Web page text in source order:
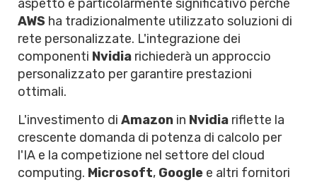
aspetto è particolarmente significativo perché
AWS ha tradizionalmente utilizzato soluzioni di
rete personalizzate. L'integrazione dei
componenti Nvidia richiederà un approccio
personalizzato per garantire prestazioni
ottimali.
L'investimento di Amazon in Nvidia riflette la
crescente domanda di potenza di calcolo per
l'IA e la competizione nel settore del cloud
computing. Microsoft, Google e altri fornitori